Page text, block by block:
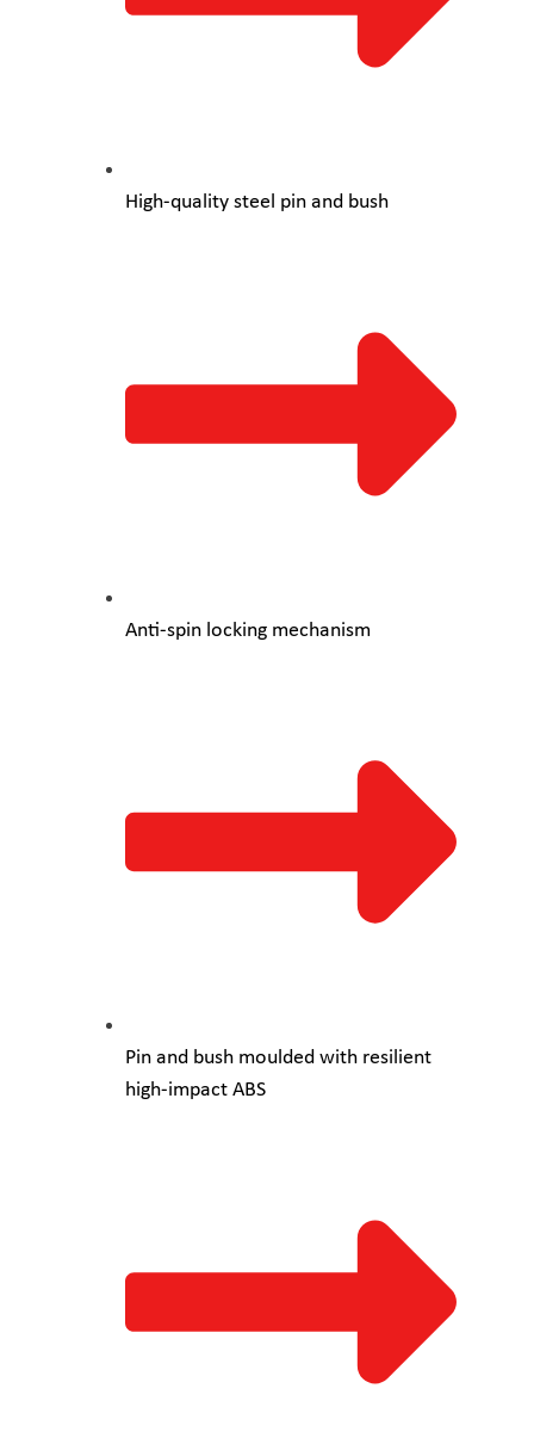
High-quality steel pin and bush
Anti-spin locking mechanism
Pin and bush moulded with resilient
high-impact ABS